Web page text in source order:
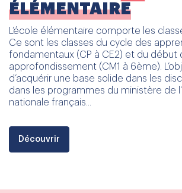
ÉLÉMENTAIRE
L’école élémentaire comporte les
Ce sont les classes du cycle des
fondamentaux (CP à CE2) et du début
approfondissement (CM1 à 6ème).
d’acquérir une base solide dans les
dans les programmes du ministère de
nationale français...
Découvrir